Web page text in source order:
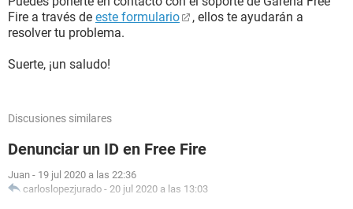
Fire a través de este formulario
, ellos te ayudarán a
resolver tu problema.
Suerte, ¡un saludo!
Discusiones similares
Denunciar un ID en Free Fire
Juan - 19 jul 2020 a las 22:36
carloslopezjurado - 20 jul 2020 a las 13:03